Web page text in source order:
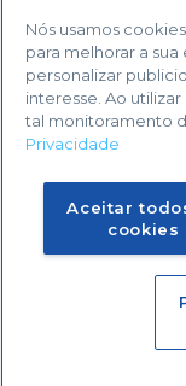
Central de
0800 570 0800
Nós usamos
para melhorar a sua
personalizar
interesse. Ao
tal monitoramento
Privacidade
Aceitar
cookies